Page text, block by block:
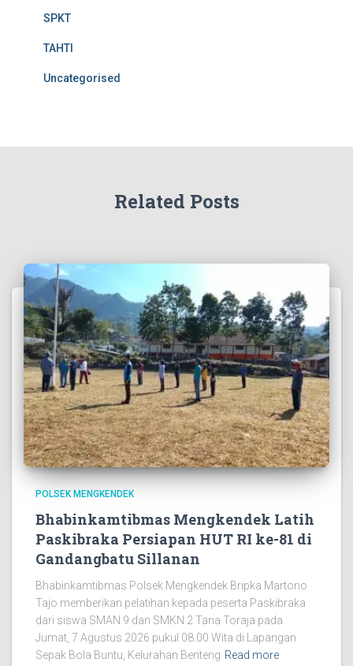
SPKT
TAHTI
Uncategorised
Related Posts
POLSEK MENGKENDEK
Bhabinkamtibmas Mengkendek Latih
Paskibraka Persiapan HUT RI ke-81 di
Gandangbatu Sillanan
Bhabinkamtibmas Polsek Mengkendek Bripka Martono
Tajo memberikan pelatihan kepada peserta Paskibraka
dari siswa SMAN 9 dan SMKN 2 Tana Toraja pada
Jumat, 7 Agustus 2026 pukul 08.00 Wita di Lapangan
Sepak Bola Buntu, Kelurahan Benteng Read more